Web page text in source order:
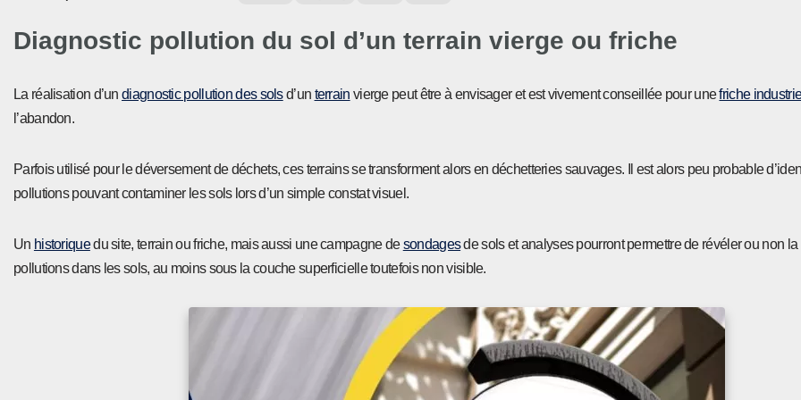
Diagnostic pollution du sol d’un terrain vierge ou friche
La réalisation d’undiagnostic pollution des solsd’un terrain vierge peut être à envisager et est vivement conseillée pour unefriche
l’abandon.
Parfois utilisé pour le déversement de déchets, ces terrains se transforment alors en déchetteries sauvages. Il est alors peu probable
pollutions pouvant contaminer les sols lors d’un simple constat visuel.
Un historiquedu site, terrain ou friche, mais aussi une campagne desondagesde sols et analyses pourront permettre de révéler ou non
pollutions dans les sols, au moins sous la couche superficielle toutefois non visible.